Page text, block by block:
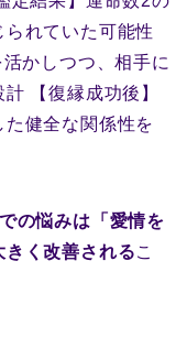
れていた可能性
かしつつ、相手に
【復縁成功後】
健全な関係性を
の悩みは「愛情を
く改善されるこ